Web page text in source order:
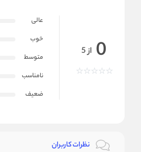
0 از 5
عالی
خوب
متوسط
نامناسب
ضعیف
نظرات کاربران